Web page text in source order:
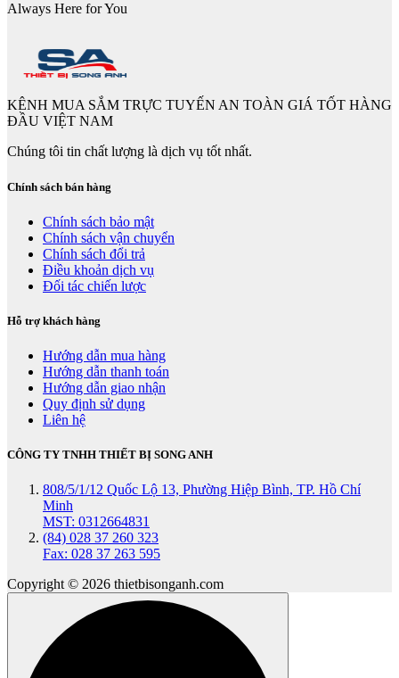
Always Here for You
KÊNH MUA SẮM TRỰC TUYẾN AN TOÀN GIÁ TỐT HÀNG
ĐẦU VIỆT NAM
Chúng tôi tin chất lượng là dịch vụ tốt nhất.
Chính sách bán hàng
Chính sách bảo mật
Chính sách vận chuyển
Chính sách đổi trả
Điều khoản dịch vụ
Đối tác chiến lược
Hỗ trợ khách hàng
Hướng dẫn mua hàng
Hướng dẫn thanh toán
Hướng dẫn giao nhận
Quy định sử dụng
Liên hệ
CÔNG TY TNHH THIẾT BỊ SONG ANH
808/5/1/12 Quốc Lộ 13, Phường Hiệp Bình, TP. Hồ Chí
Minh
MST: 0312664831
(84) 028 37 260 323
Fax: 028 37 263 595
Copyright © 2026 thietbisonganh.com